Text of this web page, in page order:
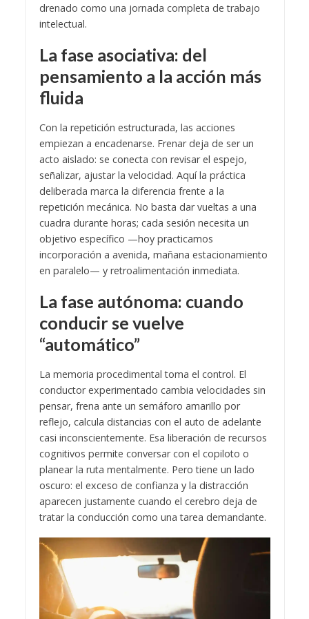
drenado como una jornada completa de trabajo
intelectual.
La fase asociativa: del
pensamiento a la acción más
fluida
Con la repetición estructurada, las acciones
empiezan a encadenarse. Frenar deja de ser un
acto aislado: se conecta con revisar el espejo,
señalizar, ajustar la velocidad. Aquí la práctica
deliberada marca la diferencia frente a la
repetición mecánica. No basta dar vueltas a una
cuadra durante horas; cada sesión necesita un
objetivo específico —hoy practicamos
incorporación a avenida, mañana estacionamiento
en paralelo— y retroalimentación inmediata.
La fase autónoma: cuando
conducir se vuelve
“automático”
La memoria procedimental toma el control. El
conductor experimentado cambia velocidades sin
pensar, frena ante un semáforo amarillo por
reflejo, calcula distancias con el auto de adelante
casi inconscientemente. Esa liberación de recursos
cognitivos permite conversar con el copiloto o
planear la ruta mentalmente. Pero tiene un lado
oscuro: el exceso de confianza y la distracción
aparecen justamente cuando el cerebro deja de
tratar la conducción como una tarea demandante.